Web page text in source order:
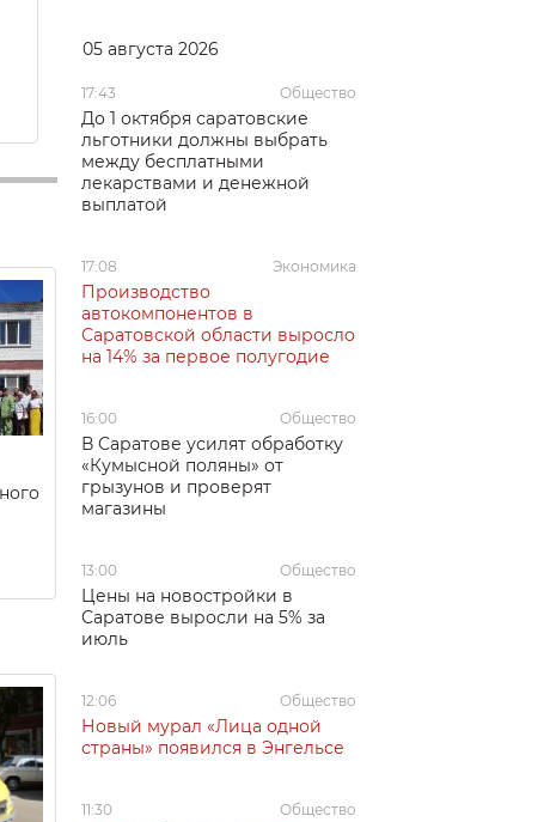
05 августа 2026
17:43 Общество
До 1 октября саратовские
льготники должны выбрать
между бесплатными
лекарствами и денежной
выплатой
17:08 Экономика
Производство
автокомпонентов в
Саратовской области выросло
на 14% за первое полугодие
16:00 Общество
В Саратове усилят обработку
«Кумысной поляны» от
грызунов и проверят
магазины
13:00 Общество
Цены на новостройки в
Саратове выросли на 5% за
июль
12:06 Общество
Новый мурал «Лица одной
страны» появился в Энгельсе
11:30 Общество